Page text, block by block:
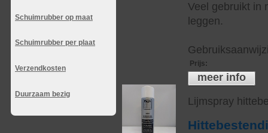
Schuimrubber op maat
Schuimrubber per plaat
Verzendkosten
Duurzaam bezig
Veel gebruikt in
leggen.
Prijs:
meer info
Lijmspray